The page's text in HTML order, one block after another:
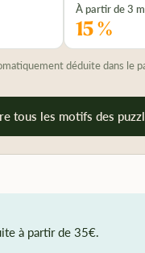
À partir de 3
15 %
déduite dans le
tous les motifs des
à partir de 35€.